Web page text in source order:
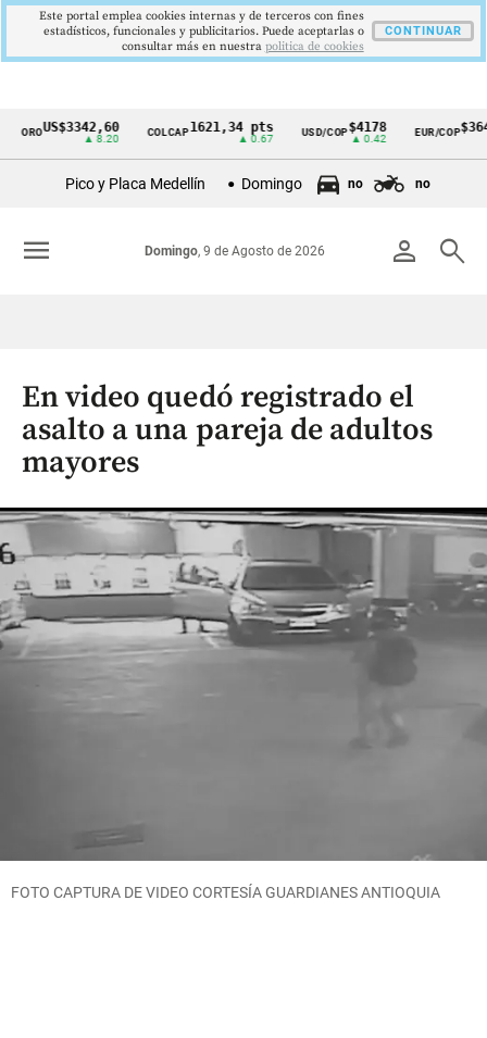
Cintillo
Colombia
OROUS$3342,60
▲ 8.20
COLCAP1621,34 pts
▲ 0.67
USD/COP$4178
▲ 0.42
EUR/COP$3648
Pico y Placa Medellín Domingo no no
person search
Domingo, 9 de Agosto de 2026
menu
En video quedó registrado el
asalto a una pareja de adultos
mayores
FOTO CAPTURA DE VIDEO CORTESÍA GUARDIANES ANTIOQUIA
Este portal emplea cookies internas y de terceros con fines
estadísticos, funcionales y publicitarios. Puede aceptarlas o
consultar más en nuestra politica de cookies
CONTINUAR